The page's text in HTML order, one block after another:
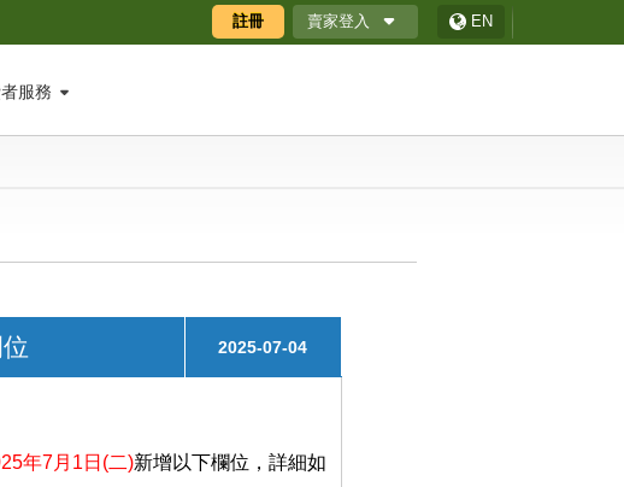
註冊 賣家登入 EN
服務
2025-07-04
年7月1日(二)新增以下欄位 ，詳細如